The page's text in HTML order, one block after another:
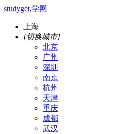
studyget,学网
上海
[切换城市]
北京
广州
深圳
南京
杭州
天津
重庆
成都
武汉